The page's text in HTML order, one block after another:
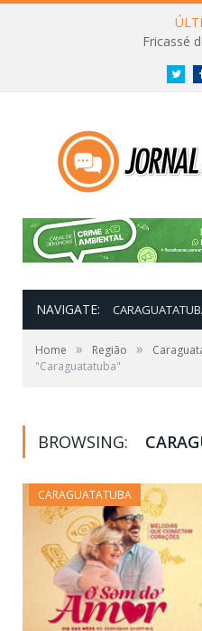
Fricassé
NAVIGATE:
Home » Região »
"Caraguatatuba"
BROWSING:
CARAGUATATUBA